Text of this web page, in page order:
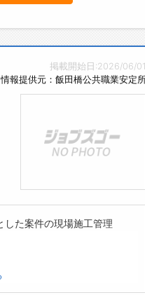
掲載開始日:2026/06/01
情報提供元：飯田橋公共職業安定
した案件の現場施工管理